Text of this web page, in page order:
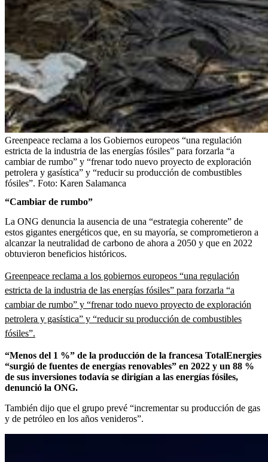
Greenpeace reclama a los Gobiernos europeos “una regulación
estricta de la industria de las energías fósiles” para forzarla “a
cambiar de rumbo” y “frenar todo nuevo proyecto de exploración
petrolera y gasística” y “reducir su producción de combustibles
fósiles”. Foto: Karen Salamanca
“Cambiar de rumbo”
La ONG denuncia la ausencia de una “estrategia coherente” de
estos gigantes energéticos que, en su mayoría, se comprometieron a
alcanzar la neutralidad de carbono de ahora a 2050 y que en 2022
obtuvieron beneficios históricos.
Greenpeace reclama a los gobiernos europeos “una regulación
estricta de la industria de las energías fósiles” para forzarla “a
cambiar de rumbo” y “frenar todo nuevo proyecto de exploración
petrolera y gasística” y “reducir su producción de combustibles
fósiles”.
“Menos del 1 %” de la producción de la francesa TotalEnergies
“surgió de fuentes de energías renovables” en 2022 y un 88 %
de sus inversiones todavía se dirigían a las energías fósiles,
denunció la ONG.
También dijo que el grupo prevé “incrementar su producción de gas
y de petróleo en los años venideros”.